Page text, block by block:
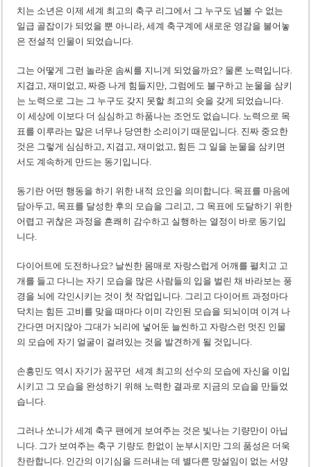
치는 소년은 이제 세계 최고의 축구 리그에서 그 누구도 넘볼 수 없는
일급 골잡이가 되었을 뿐 아니라, 세계 축구계에 새로운 영감을 불어놓
은 전설적 인물이 되었습니다.
그는 어떻게 그런 놀라운 솜씨를 지니게 되었을까요? 물론 노력입니다.
지겹고, 재미없고, 짜증 나게 힘들지만, 그럼에도 불구하고 눈물을 삼키
는 노력으로 그는 그 누구도 갖지 못할 최고의 슛을 갖게 되었습니다.
이 세상에 이보다 더 심심하고 하품나는 조언도 없습니다. 노력으로 목
표를 이루라는 말은 너무나 당연한 소리이기 때문입니다. 진짜 중요한
것은 그렇게 심심하고, 지겹고, 재미없고, 힘든 그 일을 눈물을 삼키면
서도 계속하게 만드는 동기입니다.
동기란 어떤 행동을 하기 위한 내적 요인을 의미합니다. 목표를 마음에
담아두고, 목표를 달성한 후의 모습을 그리고, 그 목표에 도달하기 위한
어렵고 귀찮은 과정을 흔쾌히 감수하고 실행하는 열정이 바로 동기입
니다.
다이어트에 도전하나요? 날씬한 몸매로 자랑스럽게 어깨를 펼치고 고
개를 들고 다니는 자기 모습을 많은 사람들의 입을 벌린 채 바라보는 풍
경을 뇌에 각인시키는 것이 첫 작업입니다. 그리고 다이어트 과정마다
닥치는 힘든 고비를 맞을 때마다 이미 각인된 모습을 되뇌이며 이겨 나
간다면 머지않아 그대가 뇌리에 넣어둔 늘씬하고 자랑스런 멋진 인물
의 모습에 자기 얼굴이 걸려있는 것을 발견하게 될 것입니다.
손흥민도 역시 자기가 꿈꾸던 세계 최고의 선수의 모습에 자신을 이입
시키고 그 모습을 완성하기 위해 노력한 결과로 지금의 모습을 만들었
습니다.
그러나 쏘니가 세계 축구 팬에게 보여주는 것은 빛나는 기량만이 아닙
니다. 그가 보여주는 축구 기량도 한없이 눈부시지만 그의 품성은 더욱
찬란합니다. 인간의 이기심을 드러내는 데 별다른 망설임이 없는 서양